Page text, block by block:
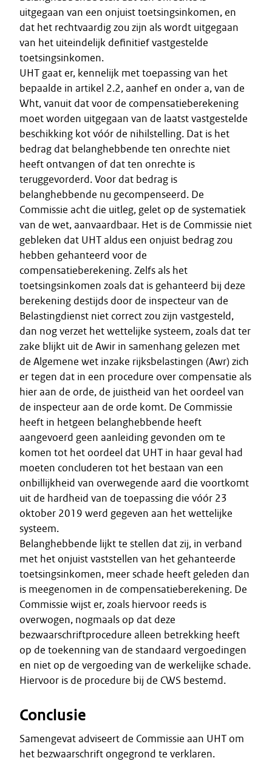
uitgegaan van een onjuist toetsingsinkomen, en
dat het rechtvaardig zou zijn als wordt uitgegaan
van het uiteindelijk definitief vastgestelde
toetsingsinkomen.
UHT gaat er, kennelijk met toepassing van het
bepaalde in artikel 2.2, aanhef en onder a, van de
Wht, vanuit dat voor de compensatieberekening
moet worden uitgegaan van de laatst vastgestelde
beschikking kot vóór de nihilstelling. Dat is het
bedrag dat belanghebbende ten onrechte niet
heeft ontvangen of dat ten onrechte is
teruggevorderd. Voor dat bedrag is
belanghebbende nu gecompenseerd. De
Commissie acht die uitleg, gelet op de systematiek
van de wet, aanvaardbaar. Het is de Commissie niet
gebleken dat UHT aldus een onjuist bedrag zou
hebben gehanteerd voor de
compensatieberekening. Zelfs als het
toetsingsinkomen zoals dat is gehanteerd bij deze
berekening destijds door de inspecteur van de
Belastingdienst niet correct zou zijn vastgesteld,
dan nog verzet het wettelijke systeem, zoals dat ter
zake blijkt uit de Awir in samenhang gelezen met
de Algemene wet inzake rijksbelastingen (Awr) zich
er tegen dat in een procedure over compensatie als
hier aan de orde, de juistheid van het oordeel van
de inspecteur aan de orde komt. De Commissie
heeft in hetgeen belanghebbende heeft
aangevoerd geen aanleiding gevonden om te
komen tot het oordeel dat UHT in haar geval had
moeten concluderen tot het bestaan van een
onbillijkheid van overwegende aard die voortkomt
uit de hardheid van de toepassing die vóór 23
oktober 2019 werd gegeven aan het wettelijke
systeem.
Belanghebbende lijkt te stellen dat zij, in verband
met het onjuist vaststellen van het gehanteerde
toetsingsinkomen, meer schade heeft geleden dan
is meegenomen in de compensatieberekening. De
Commissie wijst er, zoals hiervoor reeds is
overwogen, nogmaals op dat deze
bezwaarschriftprocedure alleen betrekking heeft
op de toekenning van de standaard vergoedingen
en niet op de vergoeding van de werkelijke schade.
Hiervoor is de procedure bij de CWS bestemd.
Conclusie
Samengevat adviseert de Commissie aan UHT om
het bezwaarschrift ongegrond te verklaren.